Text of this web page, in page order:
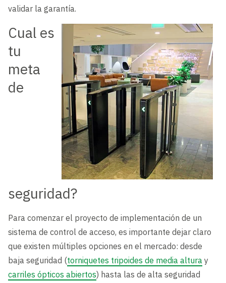
validar la garantía.
Cual es
tu
meta
de
seguridad?
Para comenzar el proyecto de implementación de un
sistema de control de acceso, es importante dejar claro
que existen múltiples opciones en el mercado: desde
baja seguridad (torniquetes tripoides de media altura y
carriles ópticos abiertos) hasta las de alta seguridad